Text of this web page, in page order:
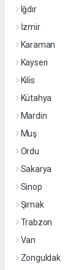
Iğdır
İzmir
Karaman
Kayseri
Kilis
Kütahya
Mardin
Muş
Ordu
Sakarya
Sinop
Şırnak
Trabzon
Van
Zonguldak